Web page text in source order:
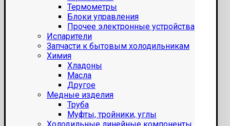
Термометры
Блоки управления
Прочее электронные устройства
Испарители
Запчасти к бытовым холодильникам
Химия
Хладоны
Масла
Другое
Медные изделия
Труба
Муфты, тройники, углы